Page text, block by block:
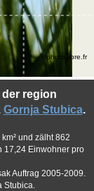
region
Gornja Stubica.
und zälht 862
17,24 Einwohner pro
Auftrag 2005-2009.
Stubica.
©photo-libre.fr